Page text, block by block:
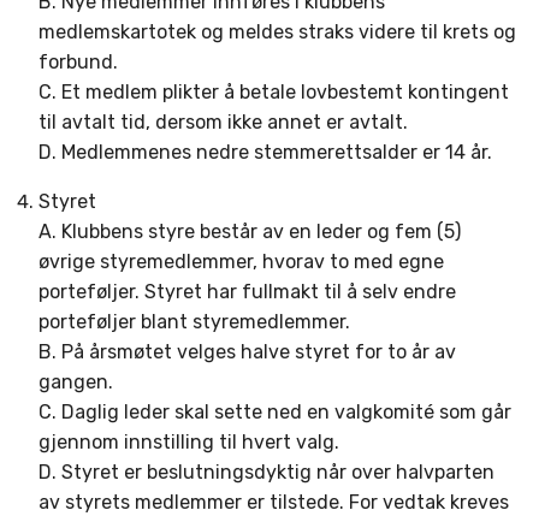
medlemskartotek og meldes straks videre til krets og
forbund.
C. Et medlem plikter å betale lovbestemt kontingent
til avtalt tid, dersom ikke annet er avtalt.
D. Medlemmenes nedre stemmerettsalder er 14 år.
Styret
A. Klubbens styre består av en leder og fem (5)
øvrige styremedlemmer, hvorav to med egne
porteføljer. Styret har fullmakt til å selv endre
porteføljer blant styremedlemmer.
B. På årsmøtet velges halve styret for to år av
gangen.
C. Daglig leder skal sette ned en valgkomité som går
gjennom innstilling til hvert valg.
D. Styret er beslutningsdyktig når over halvparten
av styrets medlemmer er tilstede. For vedtak kreves